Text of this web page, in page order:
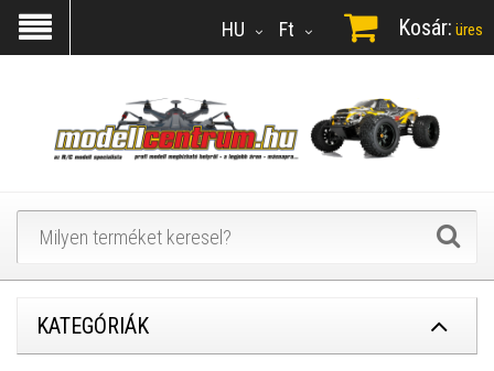
Ft
HU Kosár: üres
KATEGÓRIÁK